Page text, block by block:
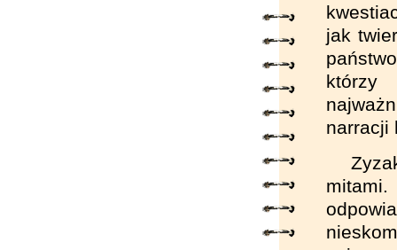
jak
którzy
narracji